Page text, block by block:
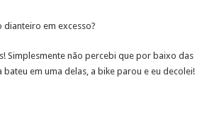
dianteiro em excesso?
Simplesmente não percebi que por baixo das
em uma delas, a bike parou e eu decolei!